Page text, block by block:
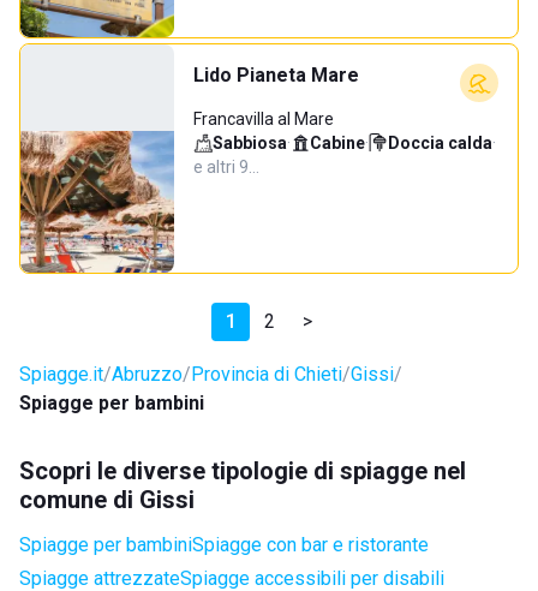
Lido Pianeta Mare
Francavilla al Mare
Sabbiosa· Cabine· Doccia calda·
e altri 9…
1 2 >
Spiagge.it Abruzzo Provincia di Chieti Gissi
Spiagge per bambini
Scopri le diverse tipologie di spiagge nel
comune di Gissi
Spiagge per bambiniSpiagge con bar e ristorante
Spiagge attrezzateSpiagge accessibili per disabili